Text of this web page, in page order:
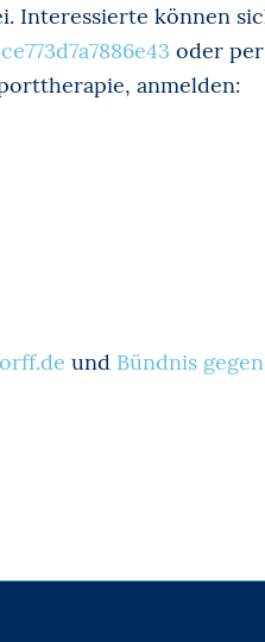
Interessierte können
oder
anmelden:
und Bündnis